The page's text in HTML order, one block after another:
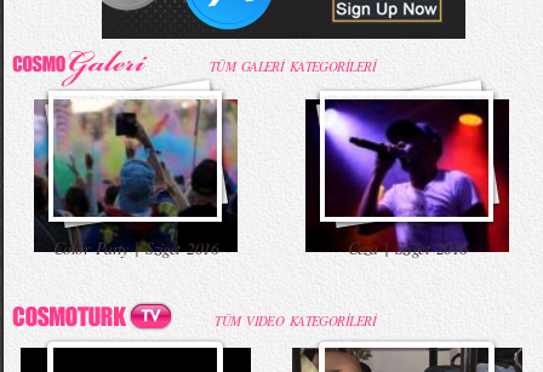
TÜM GALERİ KATEGORİLERİ
Color Party | Sziget 2016 Ceza | Sziget 2016
TÜM VIDEO KATEGORİLERİ